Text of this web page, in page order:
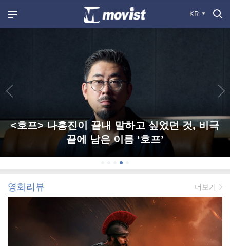
KR
<호프> 나홍진이 끝내 말하고 싶었던 것, 비극
끝에 남은 이름 ‘호프’
영화리뷰 더보기